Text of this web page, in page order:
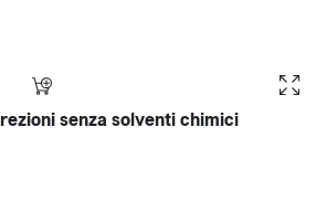
senza solventi chimici